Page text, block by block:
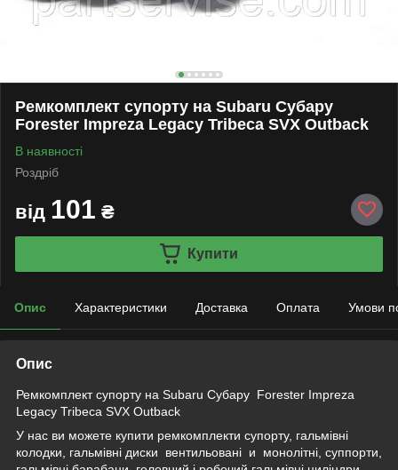
Ремкомплект супорту на Subaru Субару
Forester Impreza Legacy Tribeca SVX Outback
В наявності
Роздріб
від 101 ₴
Купити
Опис Характеристики Доставка Оплата Умови
Опис
Ремкомплект супорту на Subaru Субару Forester Impreza
Legacy Tribeca SVX Outback
У нас ви можете купити ремкомплекти супорту, гальмівні
колодки
гальмівні диски вентильовані и монолітні суппорти